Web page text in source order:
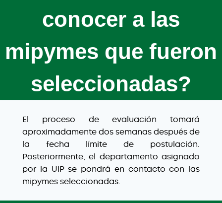
conocer a las
mipymes que fueron
seleccionadas?
El proceso de evaluación tomará
aproximadamente dos semanas después de
la fecha límite de postulación.
Posteriormente, el departamento asignado
por la UIP se pondrá en contacto con las
mipymes seleccionadas.